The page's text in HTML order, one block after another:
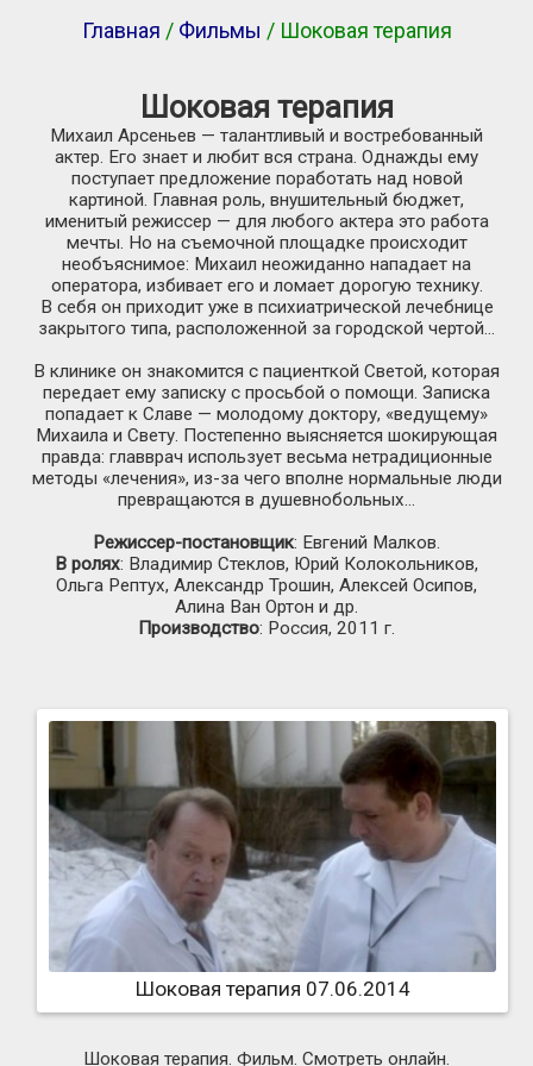
Главная / Фильмы / Шоковая терапия
Шоковая терапия
Михаил Арсеньев — талантливый и востребованный
актер. Его знает и любит вся страна. Однажды ему
поступает предложение поработать над новой
картиной. Главная роль, внушительный бюджет,
именитый режиссер — для любого актера это работа
мечты. Но на съемочной площадке происходит
необъяснимое: Михаил неожиданно нападает на
оператора, избивает его и ломает дорогую технику.
В себя он приходит уже в психиатрической лечебнице
закрытого типа, расположенной за городской чертой…
В клинике он знакомится с пациенткой Светой, которая
передает ему записку с просьбой о помощи. Записка
попадает к Славе — молодому доктору, «ведущему»
Михаила и Свету. Постепенно выясняется шокирующая
правда: главврач использует весьма нетрадиционные
методы «лечения», из-зачего вполне нормальные люди
превращаются в душевнобольных…
Режиссер-постановщик: Евгений Малков.
В ролях: Владимир Стеклов, Юрий Колокольников,
Ольга Рептух, Александр Трошин, Алексей Осипов,
Алина Ван Ортон и др.
Производство: Россия, 2011 г.
Шоковая терапия 07.06.2014
Шоковая терапия. Фильм. Смотреть онлайн.